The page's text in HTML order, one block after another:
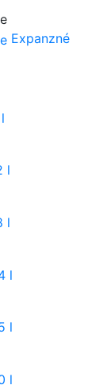
Expanzné